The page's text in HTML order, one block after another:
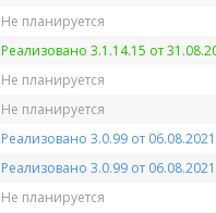
Не планируется
Реализовано 3.1.14.15 от
Не планируется
Не планируется
Реализовано 3.0.99 от 06.08.2021
Реализовано 3.0.99 от 06.08.2021
Не планируется